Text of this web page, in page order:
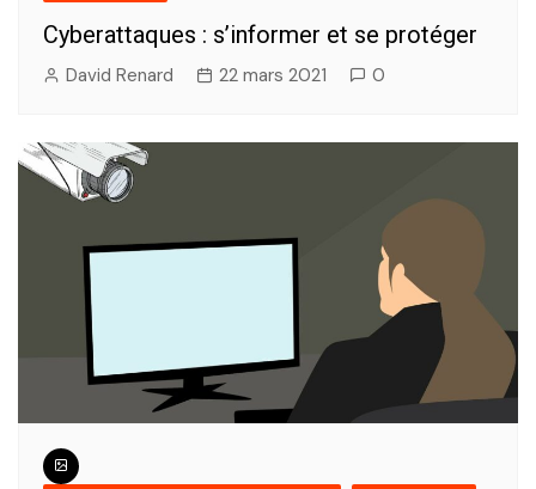
Cyberattaques : s’informer et se protéger
David Renard 22 mars 2021 0